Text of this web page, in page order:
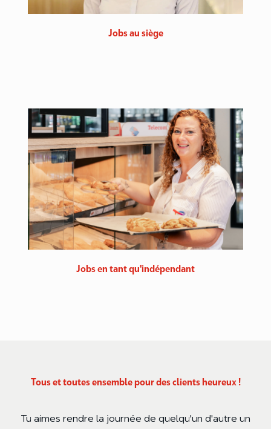
Jobs au siège
Jobs en tant qu'indépendant
Tous et toutes ensemble pour des clients heureux !
Tu aimes rendre la journée de quelqu'un d'autre un